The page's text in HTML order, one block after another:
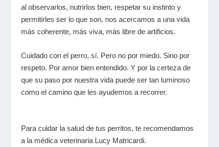
al observarlos, nutrirlos bien, respetar su instinto y
permitirles ser lo que son, nos acercamos a una vida
más coherente, más viva, más libre de artificios.
Cuidado con el perro, sí. Pero no por miedo. Sino por
respeto. Por amor bien entendido. Y por la certeza de
que su paso por nuestra vida puede ser tan luminoso
como el camino que les ayudemos a recorrer.
Para cuidar la salud de tus perritos, te recomendamos
a la médica veterinaria Lucy Matricardi.